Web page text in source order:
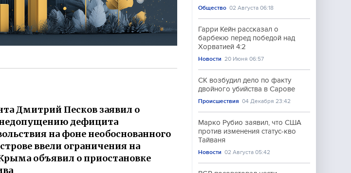
Дмитрий Песков заявил о
дефицита
на фоне необоснованного
ввели ограничения на
объявил о приостановке
Общество 02 Августа 06:18
Гарри Кейн рассказал о
барбекю перед победой над
Хорватией 4:2
Новости 20 Июня 06:57
СК возбудил дело по факту
двойного убийства в Сарове
Происшествия 04 Декабря 23:42
Марко Рубио заявил, что США
против изменения статус-кво
Тайваня
Новости 02 Августа 05:42